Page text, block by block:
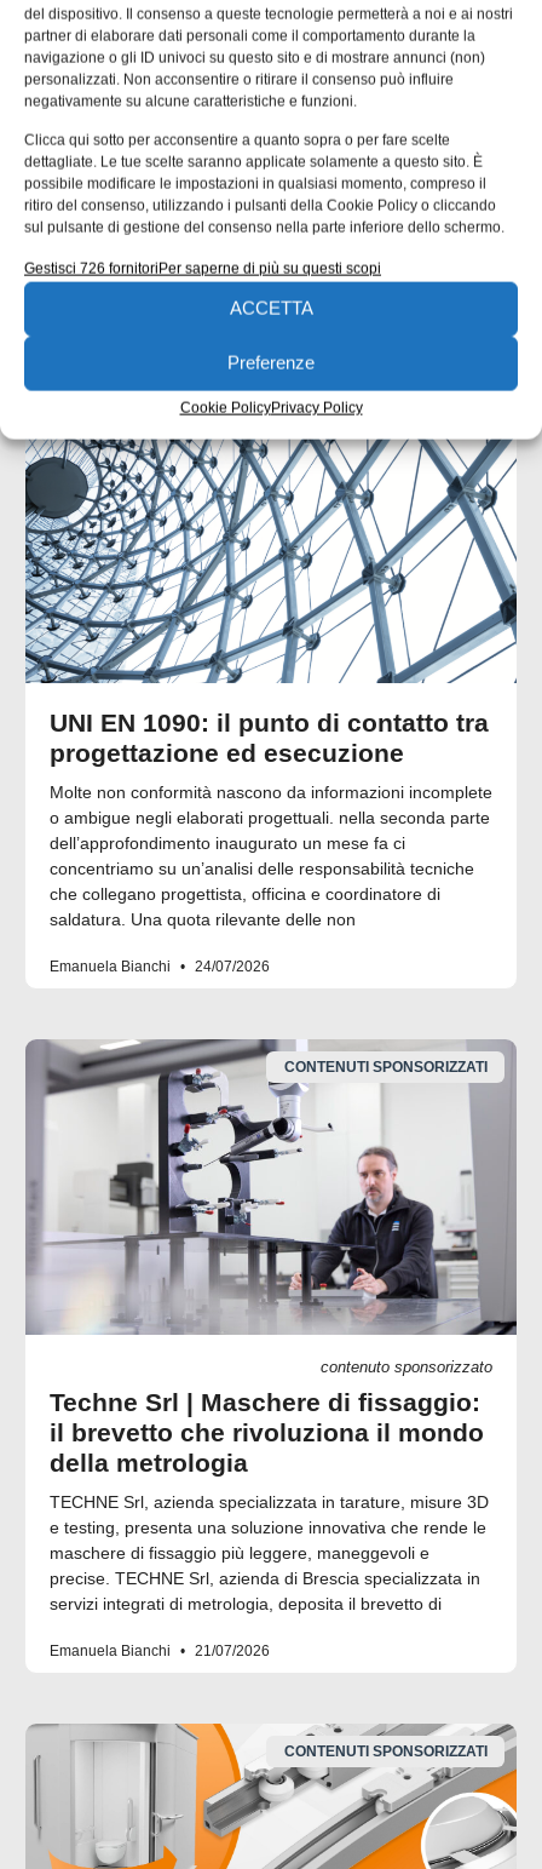
del dispositivo. Il consenso a queste tecnologie permetterà a noi e ai nostri
partner di elaborare dati personali come il comportamento durante la
navigazione o gli ID univoci su questo sito e di mostrare annunci (non)
personalizzati. Non acconsentire o ritirare il consenso può influire
negativamente su alcune caratteristiche e funzioni.
Clicca qui sotto per acconsentire a quanto sopra o per fare scelte
dettagliate. Le tue scelte saranno applicate solamente a questo sito. È
possibile modificare le impostazioni in qualsiasi momento, compreso il
ritiro del consenso, utilizzando i pulsanti della Cookie Policy o cliccando
sul pulsante di gestione del consenso nella parte inferiore dello schermo.
Gestisci 726 fornitoriPer saperne di più su questi scopi
ACCETTA
Preferenze
Cookie PolicyPrivacy Policy
ISCRIVITI ALLA NEWSLETTER
ARTICOLI CORRELATI
QUADERNI DI PROGETTAZIONE
UNI EN 1090: il punto di contatto tra
progettazione ed esecuzione
Molte non conformità nascono da informazioni incomplete
o ambigue negli elaborati progettuali. nella seconda parte
dell’approfondimento inaugurato un mese fa ci
concentriamo su un’analisi delle responsabilità tecniche
che collegano progettista, officina e coordinatore di
saldatura. Una quota rilevante delle non
Emanuela Bianchi 24/07/2026
CONTENUTI SPONSORIZZATI
contenuto sponsorizzato
Techne Srl | Maschere di fissaggio:
il brevetto che rivoluziona il mondo
della metrologia
TECHNE Srl, azienda specializzata in tarature, misure 3D
e testing, presenta una soluzione innovativa che rende le
maschere di fissaggio più leggere, maneggevoli e
precise. TECHNE Srl, azienda di Brescia specializzata in
servizi integrati di metrologia, deposita il brevetto di
Emanuela Bianchi 21/07/2026
CONTENUTI SPONSORIZZATI